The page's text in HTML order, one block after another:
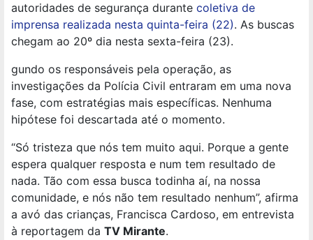
autoridades de segurança durante coletiva de
imprensa realizada nesta quinta-feira (22). As buscas
chegam ao 20º dia nesta sexta-feira (23).
gundo os responsáveis pela operação, as
investigações da Polícia Civil entraram em uma nova
fase, com estratégias mais específicas. Nenhuma
hipótese foi descartada até o momento.
“Só tristeza que nós tem muito aqui. Porque a gente
espera qualquer resposta e num tem resultado de
nada. Tão com essa busca todinha aí, na nossa
comunidade, e nós não tem resultado nenhum”, afirma
a avó das crianças, Francisca Cardoso, em entrevista
à reportagem da TV Mirante.